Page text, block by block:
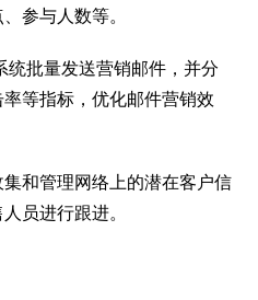
参与人数等。
统批量发送营销邮件，并分
等指标，优化邮件营销效
集和管理网络上的潜在客户信
员进行跟进。